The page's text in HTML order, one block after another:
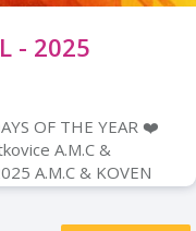
- 2025
OF THE YEAR ❤️
A.M.C &
A.M.C & KOVEN
2025 Bru-C (UK)